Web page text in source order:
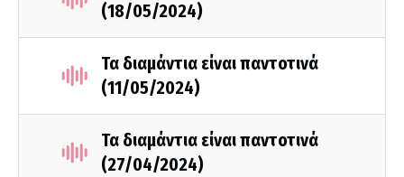
(18/05/2024)
Τα διαμάντια είναι παντοτινά
(11/05/2024)
Τα διαμάντια είναι παντοτινά
(27/04/2024)